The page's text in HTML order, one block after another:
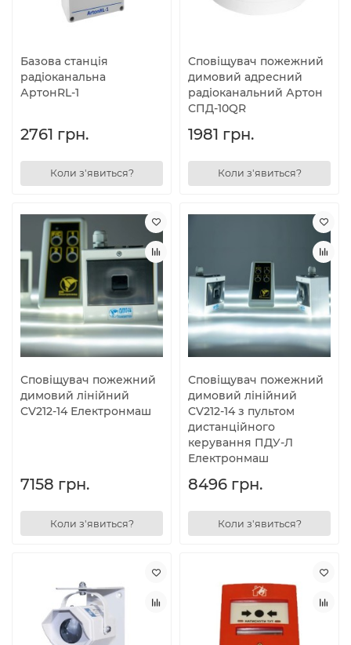
Базова станція
радіоканальна
АртонRL-1
2761 грн.
Коли з'явиться?
Сповіщувач пожежний
димовий адресний
радіоканальний Артон
СПД-10QR
1981 грн.
Коли з'явиться?
Сповіщувач пожежний
димовий лінійний
CV212-14 Електронмаш
7158 грн.
Коли з'явиться?
Сповіщувач пожежний
димовий лінійний
CV212-14 з пультом
дистанційного
керування ПДУ-Л
Електронмаш
8496 грн.
Коли з'явиться?